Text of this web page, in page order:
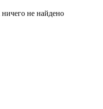
не найдено